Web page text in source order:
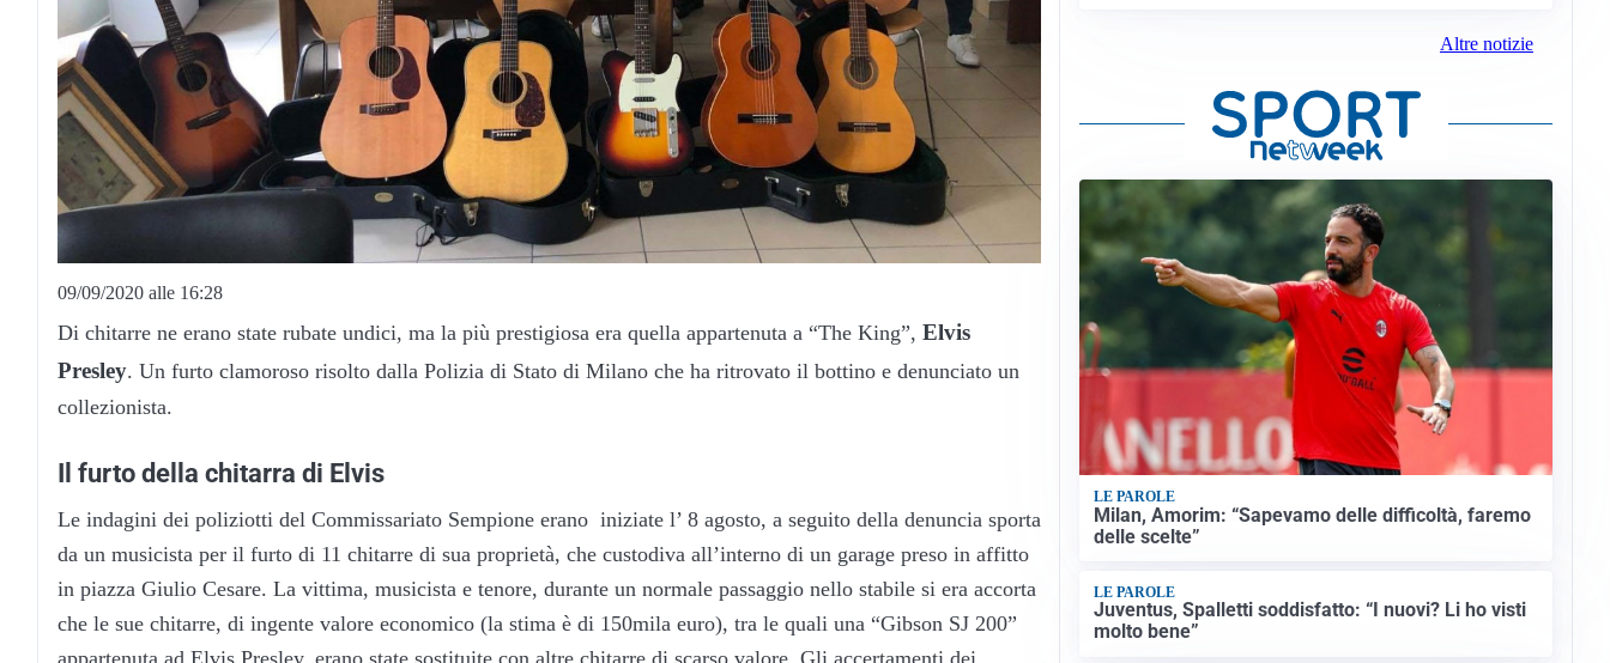
09/09/2020 alle 16:28
Di chitarre ne erano state rubate undici, ma la più prestigiosa era quella appartenuta a “The King”, Elvis
Presley. Un furto clamoroso risolto dalla Polizia di Stato di Milano che ha ritrovato il bottino e denunciato un
collezionista.
Il furto della chitarra di Elvis
Le indagini dei poliziotti del Commissariato Sempione erano iniziate l’ 8 agosto, a seguito della denuncia sporta
da un musicista per il furto di 11 chitarre di sua proprietà, che custodiva all’interno di un garage preso in affitto
in piazza Giulio Cesare. La vittima, musicista e tenore, durante un normale passaggio nello stabile si era accorta
che le sue chitarre, di ingente valore economico (la stima è di 150mila euro), tra le quali una “Gibson SJ 200”
appartenuta ad Elvis Presley, erano state sostituite con altre chitarre di scarso valore. Gli accertamenti dei
Altre notizie
LE PAROLE
Milan, Amorim: “Sapevamo delle difficoltà, faremo
delle scelte”
LE PAROLE
Juventus, Spalletti soddisfatto: “I nuovi? Li ho visti
molto bene”